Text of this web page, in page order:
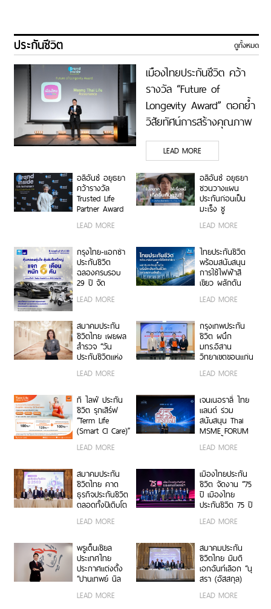
ประกันชีวิต ดูทั้งหมด
เมืองไทยประกันชีวิต คว้า
รางวัล “Future of
Longevity Award” ตอกย้ำ
วิสัยทัศน์การสร้างคุณภาพ
ชีวิตที่ยืนยาวอย่างยั่งยืน
เพื่อคนไทยทุกช่วงวัย
LEAD MORE
อลิอันซ์ อยุธยา
คว้ารางวัล
Trusted Life
Partner Award
Inside Awards
ความมุ่งมั่นใน
การเคียงข้าง
ลูกค้าในทุกช่วง
ของชีวิต
LEAD MORE
อลิอันซ์ อยุธยา
ชวนวางแผน
ประกันก่อนเป็น
มะเร็ง ชู
ผลิตภัณฑ์
“มะเร็งหายห่วง”
สะท้อนอินไซต์ผู้
ป่วยมะเร็ง
ตอกย้ำจุดขาย
คุ้มครองต่อเนื่อง
LEAD MORE
กรุงไทย-แอกซ่า
ประกันชีวิต
ฉลองครบรอบ
29 ปี จัด
“คุ้มครองอุ่นใจ
เดือน 6 คัน” ลุ้น
รับของรางวัล
มูลค่ารวมกว่า 7
ล้านบาท
LEAD MORE
ไทยประกันชีวิต
พร้อมสนับสนุน
การใช้ไฟฟ้าสี
เขียว ผลักดัน
บริษัทประกันชีวิต
LEAD MORE
สมาคมประกัน
ชีวิตไทย เผยผล
สำรวจ “วัน
ประกันชีวิตแห่ง
ชี้คนไทยยังให้
การออมและการ
บริหารความเสี่ยง
“ประกันออม
ทรัพย์ครองความ
นิยม ขณะที่
ประกันสุขภาพยัง
สำคัญ สื่อดิจิทัล
ขึ้นแท่นช่องทาง
หลักเข้าถึง
ประชาชน”
LEAD MORE
กรุงเทพประกัน
ชีวิต ผนึก
มทร.อีสาน
วิทยาเขตขอนแก่น
คุณภาพสู่ธุรกิจ
LEAD MORE
ที ไลฟ์ ประกัน
ชีวิต รุกเสิร์ฟ
“Term Life
(Smart CI Care)”
ชีวิตและโรคร้าย
ครอบคลุม 30
โรคร้ายแรง ผ่าน
ช่องทางออนไลน์
เน้นซื้อง่าย
โจทย์ผู้บริโภคยุค
LEAD MORE
เจนเนอราลี่ ไทย
แลนด์ ร่วม
สนับสนุน Thai
MSME FORUM
2026 ย้ำความมุ่ง
มั่น เสริมสร้าง
ประกอบการ
วิสาหกิจขนาด
กลางและขนาด
ย่อม (MSME)
LEAD MORE
สมาคมประกัน
ชีวิตไทย คาด
ธุรกิจประกันชีวิต
ตลอดทั้งปีเติบโต
3.5% คิดเป็นเบี้ย
แสนล้านบาท เท
รนด์แบบประกัน
ดูแลสุขภาพ–
สังคมสูงวัยยังได้
LEAD MORE
เมืองไทยประกัน
ชีวิต จัดงาน “75
ปี เมืองไทย
ประกันชีวิต 75 ปี
ปลุกสุดยอดพลัง
ทุกช่องทางการ
ขายอย่างยิ่งใหญ่
ประกาศเดินหน้า
สร้าง Longevity
Ecosystem ยก
ระดับคุณภาพ
LEAD MORE
พรูเด็นเชียล
ประเทศไทย
ประกาศแต่งตั้ง
“ปานเทพย์ นิล
ตำแหน่ง ประธาน
LEAD MORE
สมาคมประกัน
ชีวิตไทย มีมติ
เอกฉันท์เลือก “นุ
สรา (อัสสกุล)
ดำรงตำแหน่ง
LEAD MORE